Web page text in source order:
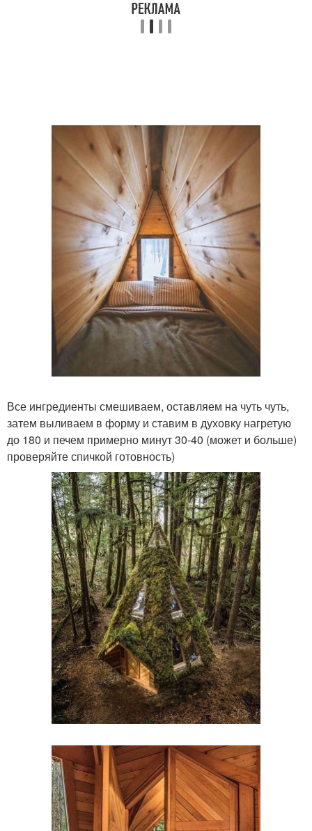
Все ингредиенты смешиваем, оставляем на чуть чуть,
затем выливаем в форму и ставим в духовку нагретую
до 180 и печем примерно минут 30-40 (может и больше)
проверяйте спичкой готовность)